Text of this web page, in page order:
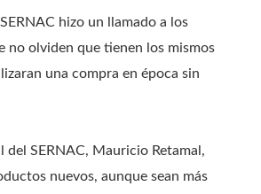
hizo un llamado a los
no olviden que tienen los mismos
una compra en época sin
del SERNAC, Mauricio Retamal,
nuevos, aunque sean más